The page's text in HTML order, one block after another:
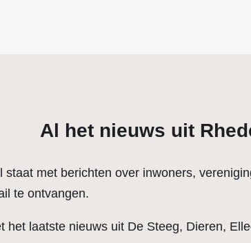
Al het nieuws uit
met berichten over inwoners,
te ontvangen.
laatste nieuws uit De Steeg, Dieren,